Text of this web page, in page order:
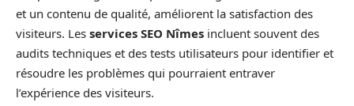
et un contenu de qualité, améliorent la satisfaction des
visiteurs. Les services SEO Nîmes incluent souvent des
audits techniques et des tests utilisateurs pour identifier et
résoudre les problèmes qui pourraient entraver
l’expérience des visiteurs.